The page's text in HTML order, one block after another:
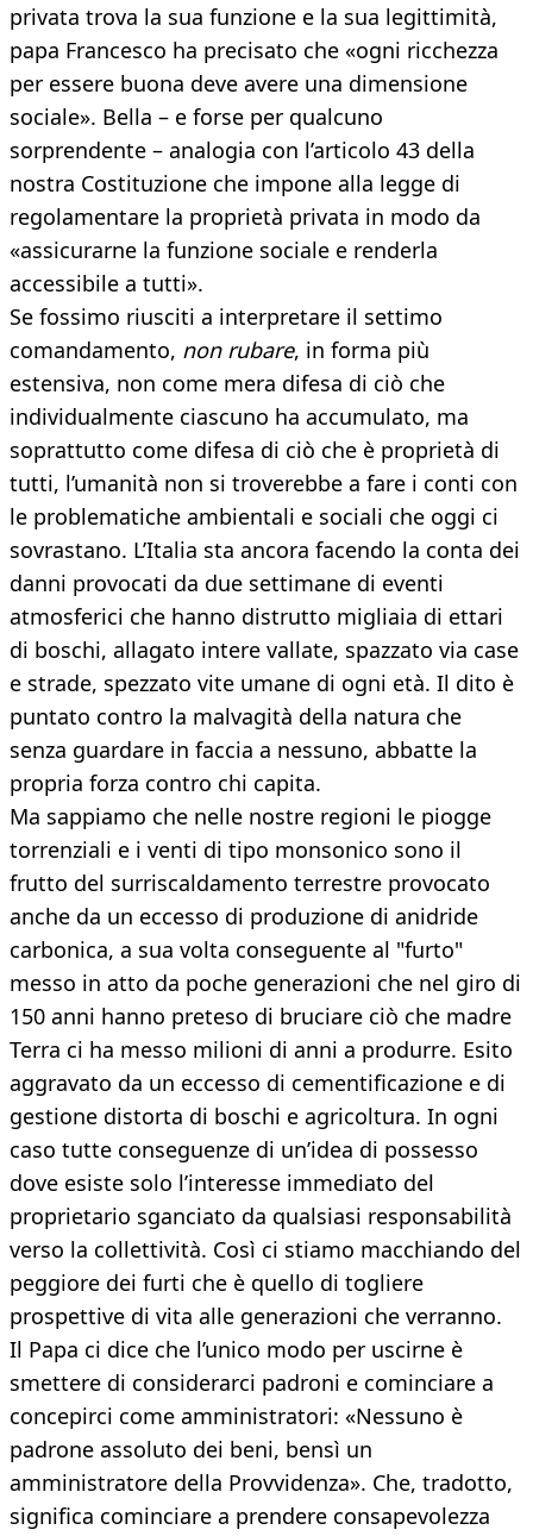
privata trova la sua funzione e la sua legittimità,
papa Francesco ha precisato che «ogni ricchezza
per essere buona deve avere una dimensione
sociale». Bella – e forse per qualcuno
sorprendente – analogia con l’articolo 43 della
nostra Costituzione che impone alla legge di
regolamentare la proprietà privata in modo da
«assicurarne la funzione sociale e renderla
accessibile a tutti».
Se fossimo riusciti a interpretare il settimo
comandamento, non rubare, in forma più
estensiva, non come mera difesa di ciò che
individualmente ciascuno ha accumulato, ma
soprattutto come difesa di ciò che è proprietà di
tutti, l’umanità non si troverebbe a fare i conti con
le problematiche ambientali e sociali che oggi ci
sovrastano. L’Italia sta ancora facendo la conta dei
danni provocati da due settimane di eventi
atmosferici che hanno distrutto migliaia di ettari
di boschi, allagato intere vallate, spazzato via case
e strade, spezzato vite umane di ogni età. Il dito è
puntato contro la malvagità della natura che
senza guardare in faccia a nessuno, abbatte la
propria forza contro chi capita.
Ma sappiamo che nelle nostre regioni le piogge
torrenziali e i venti di tipo monsonico sono il
frutto del surriscaldamento terrestre provocato
anche da un eccesso di produzione di anidride
carbonica, a sua volta conseguente al "furto"
messo in atto da poche generazioni che nel giro di
150 anni hanno preteso di bruciare ciò che madre
Terra ci ha messo milioni di anni a produrre. Esito
aggravato da un eccesso di cementificazione e di
gestione distorta di boschi e agricoltura. In ogni
caso tutte conseguenze di un’idea di possesso
dove esiste solo l’interesse immediato del
proprietario sganciato da qualsiasi responsabilità
verso la collettività. Così ci stiamo macchiando del
peggiore dei furti che è quello di togliere
prospettive di vita alle generazioni che verranno.
Il Papa ci dice che l’unico modo per uscirne è
smettere di considerarci padroni e cominciare a
concepirci come amministratori: «Nessuno è
padrone assoluto dei beni, bensì un
amministratore della Provvidenza». Che, tradotto,
significa cominciare a prendere consapevolezza